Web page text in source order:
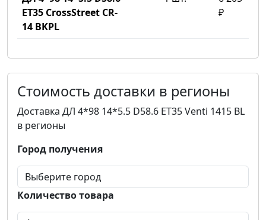
ET35 CrossStreet CR-
14 BKPL
₽
Стоимость доставки в регионы
Доставка ДЛ 4*98 14*5.5 D58.6 ET35 Venti 1415 BL
в регионы
Город получения
Количество товара